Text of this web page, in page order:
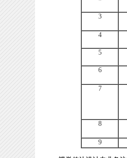
3
4
5
6
7
8
9